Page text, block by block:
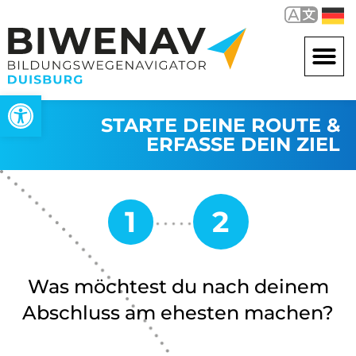
Werkzeugleiste öffnen
STARTE DEINE ROUTE &
ERFASSE DEIN ZIEL
Was möchtest du nach deinem
Abschluss am ehesten machen?